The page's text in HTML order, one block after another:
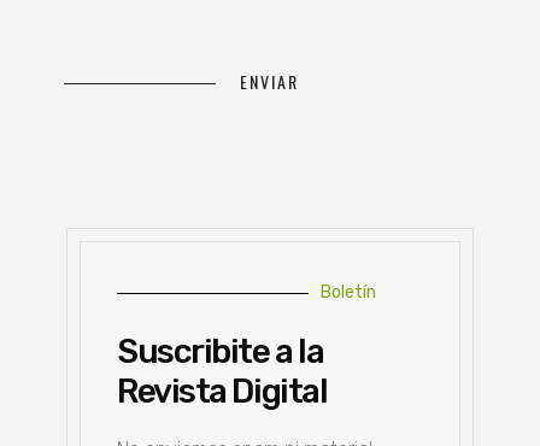
Boletín
Suscribite a la
Revista Digital